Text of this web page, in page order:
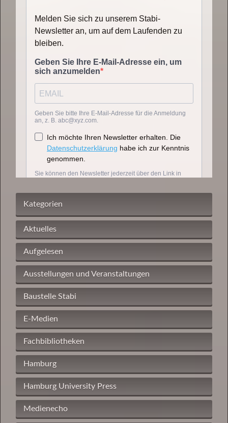
Kategorien
Aktuelles
Aufgelesen
Ausstellungen und Veranstaltungen
Baustelle Stabi
E-Medien
Fachbibliotheken
Hamburg
Hamburg University Press
Medienecho